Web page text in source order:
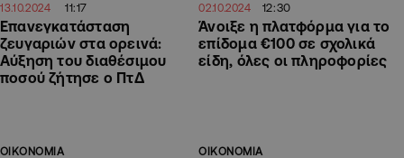
13.10.2024 11:17
Επανεγκατάσταση
ζευγαριών στα ορεινά:
Αύξηση του διαθέσιμου
ποσού ζήτησε ο ΠτΔ
02.10.2024 12:30
Άνοιξε η πλατφόρμα για το
επίδομα €100 σε σχολικά
είδη, όλες οι πληροφορίες
ΟΙΚΟΝΟΜΙΑ ΟΙΚΟΝΟΜΙΑ